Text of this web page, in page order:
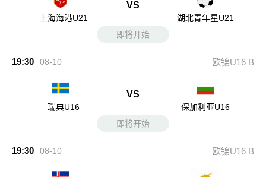
上海海港U21
VS
湖北青年星U21
即将开始
19:30 08-10 欧锦U16 B
瑞典U16
VS
保加利亚U16
即将开始
19:30 08-10 欧锦U16 B